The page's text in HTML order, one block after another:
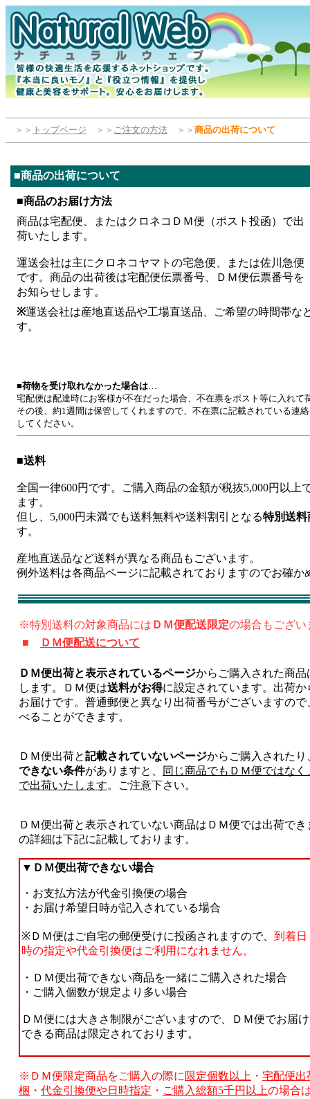
＞＞ トップページ ＞＞ ご注文の方法 ＞＞ 商品の出荷について
■商品の出荷について
■商品のお届け方法
商品は宅配便、またはクロネコＤＭ便（ポスト投函）で出
荷いたします。
運送会社は主にクロネコヤマトの宅急便、または佐川急便
です。商品の出荷後は宅配便伝票番号、ＤＭ便伝票番号を
お知らせします。
※運送会社は産地直送品や工場直送品、ご希望の時間帯な
す。
■荷物を受け取れなかった場合は…
宅配便は配達時にお客様が不在だった場合、不在票をポスト等に入れて
その後、約1週間は保管してくれますので、不在票に記載されている連
してください。
■送料
全国一律600円です。ご購入商品の金額が税抜5,000円以上
ます。
但し、5,000円未満でも送料無料や送料割引となる特別送料
す。
産地直送品など送料が異なる商品もございます。
例外送料は各商品ページに記載されておりますのでお確か
※特別送料の対象商品には ＤＭ便配送限定の場合もござい
■
ＤＭ便配送について
ＤＭ便出荷と表示されているページからご購入された商品
します。ＤＭ便は送料がお得に設定されています。出荷
お届けです。普通郵便と異なり出荷番号がございますの
べることができます。
ＤＭ便出荷と記載されていないページからご購入されたり
できない条件がありますと、
同じ商品でもＤＭ便ではな
で出荷いたします。ご注意下さい。
ＤＭ便出荷と表示されていない商品はＤＭ便では出荷で
の詳細は下記に記載しております。
▼ ＤＭ便出荷できない場合
・お支払方法が代金引換便の場合
・お届け希望日時が記入されている場合
※ＤＭ便はご自宅の郵便受けに投函されますので、 到着日
時の指定や代金引換便はご利用になれません。
・ＤＭ便出荷できない商品を一緒にご購入された場合
・ご購入個数が規定より多い場合
ＤＭ便には大きさ制限がございますので、ＤＭ便でお届け
できる商品は限定されております。
※ＤＭ便限定商品をご購入の際に 限定個数以上 ・ 宅配便出
梱 ・ 代金引換便や日時指定 ・ ご購入総額5千円以上の場合